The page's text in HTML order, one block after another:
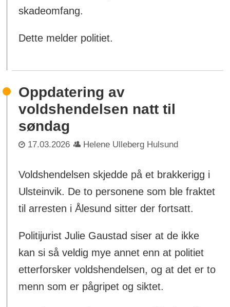
skadeomfang.
Dette melder politiet.
Oppdatering av
voldshendelsen natt til
søndag
17.03.2026 Helene Ulleberg Hulsund
Voldshendelsen skjedde på et brakkerigg i
Ulsteinvik. De to personene som ble fraktet
til arresten i Ålesund sitter der fortsatt.
Politijurist Julie Gaustad siser at de ikke
kan si så veldig mye annet enn at politiet
etterforsker voldshendelsen, og at det er to
menn som er pågripet og siktet.